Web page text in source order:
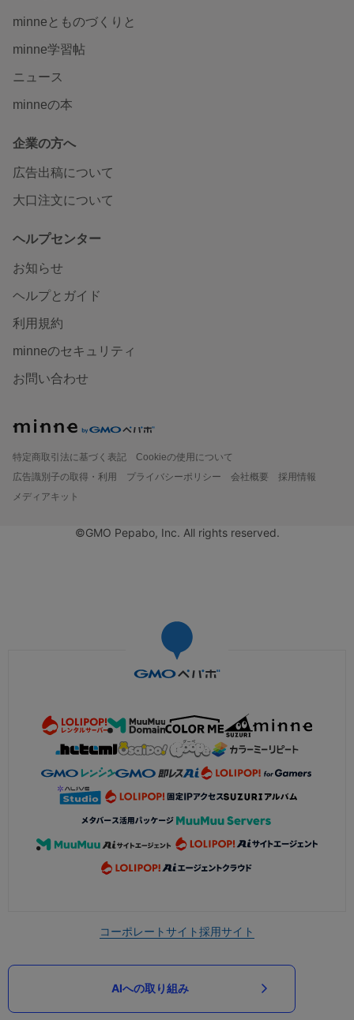
minneとものづくりと
minne学習帖
ニュース
minneの本
企業の方へ
広告出稿について
大口注文について
ヘルプセンター
お知らせ
ヘルプとガイド
利用規約
minneのセキュリティ
お問い合わせ
特定商取引法に基づく表記
Cookieの使用について
広告識別子の取得・利用
プライバシーポリシー 会社概要
採用情報
メディアキット
©GMO Pepabo, Inc. All rights reserved.
コーポレートサイト採用サイト
AIへの取り組み